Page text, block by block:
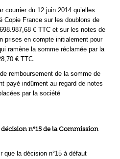
courrier du 12 juin 2014 qu’elles
Copie France sur les doublons de
€ TTC et sur les notes de
prises en compte initialement pour
ramène la somme réclamée par la
€ TTC.
remboursement de la somme de
payé indûment au regard de notes
par la société
n°15 de la Commission
que la décision n°15 à défaut